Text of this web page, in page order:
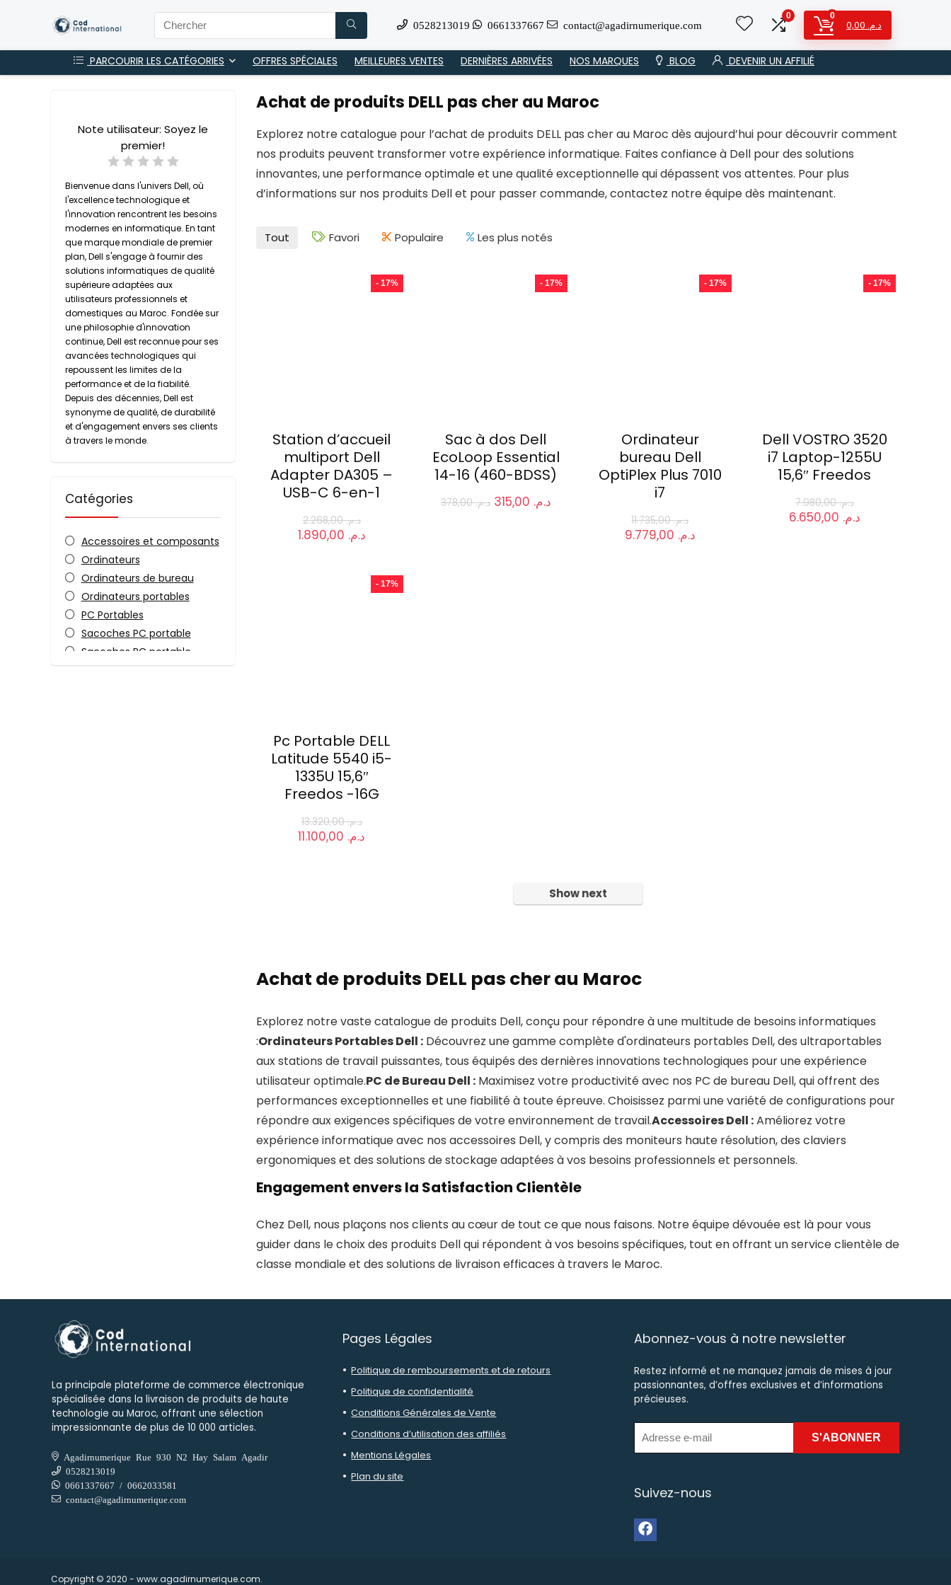
0528213019 0661337667 contact@agadirnumerique.com
0 0
د.م.
PARCOURIR LES CATÉGORIES OFFRES SPÉCIALES MEILLEURES VENTES DERNIÈRES ARRIVÉES NOS MARQUES BLOG DEVENIR UN AFFILIÉ
Achat de produits DELL pas cher au Maroc
Explorez notre catalogue pour l’achat de produits DELL pas cher au Maroc dès aujourd’hui pour découvrir comment
nos produits peuvent transformer votre expérience informatique. Faites confiance à Dell pour des solutions
innovantes, une performance optimale et une qualité exceptionnelle qui dépassent vos attentes. Pour plus
d’informations sur nos produits Dell et pour passer commande, contactez notre équipe dès maintenant.
Note utilisateur: Soyez le
premier!
Bienvenue dans l'univers Dell, où
l'excellence technologique et
l'innovation rencontrent les besoins
modernes en informatique. En tant
que marque mondiale de premier
plan, Dell s'engage à fournir des
solutions informatiques de qualité
supérieure adaptées aux
utilisateurs professionnels et
domestiques au Maroc. Fondée sur
une philosophie d'innovation
continue, Dell est reconnue pour ses
avancées technologiques qui
repoussent les limites de la
performance et de la fiabilité.
Depuis des décennies, Dell est
synonyme de qualité, de durabilité
et d'engagement envers ses clients
à travers le monde.
Catégories
Accessoires et composants
Ordinateurs
Ordinateurs de bureau
Ordinateurs portables
PC Portables
Sacoches PC portable
Sacoches PC portable
Stations d’accueil
Tout Favori Populaire Les plus notés
- 17%
Station d’accueil
multiport Dell
Adapter DA305 –
USB-C 6-en-1
د.م.2.268,00
Le
د.م.Le
est :
- 17%
Sac à dos Dell
EcoLoop Essential
14-16 (460-BDSS)
د.م.378,00
Le
د.م.Le
- 17%
Ordinateur
bureau Dell
OptiPlex Plus 7010
i7
د.م.11.735,00
Le
د.م.Le
- 17%
Dell VOSTRO 3520
i7 Laptop-1255U
15,6″ Freedos
د.م.7.980,00
Le
د.م.Le
- 17%
Pc Portable DELL
Latitude 5540 i5-
1335U 15,6″
Freedos -16G
د.م.13.320,00
Le
د.م.
Show next
Achat de produits DELL pas cher au Maroc
Explorez notre vaste catalogue de produits Dell, conçu pour répondre à une multitude de besoins informatiques
:Ordinateurs Portables Dell : Découvrez une gamme complète d'ordinateurs portables Dell, des ultraportables
aux stations de travail puissantes, tous équipés des dernières innovations technologiques pour une expérience
utilisateur optimale.PC de Bureau Dell : Maximisez votre productivité avec nos PC de bureau Dell, qui offrent des
performances exceptionnelles et une fiabilité à toute épreuve. Choisissez parmi une variété de configurations pour
répondre aux exigences spécifiques de votre environnement de travail.Accessoires Dell :Améliorez votre
expérience informatique avec nos accessoires Dell, y compris des moniteurs haute résolution, des claviers
ergonomiques et des solutions de stockage adaptées à vos besoins professionnels et personnels.
Engagement envers la Satisfaction Clientèle
Chez Dell, nous plaçons nos clients au cœur de tout ce que nous faisons. Notre équipe dévouée est là pour vous
guider dans le choix des produits Dell qui répondent à vos besoins spécifiques, tout en offrant un service clientèle de
classe mondiale et des solutions de livraison efficaces à travers le Maroc.
La principale plateforme de commerce électronique
spécialisée dans la livraison de produits de haute
technologie au Maroc, offrant une sélection
impressionnante de plus de 10 000 articles.
Agadirnumerique Rue 930 N2 Hay Salam Agadir
0528213019
0661337667 / 0662033581
contact@agadirnumerique.com
Pages Légales
Politique de remboursements et de retours
Politique de confidentialité
Conditions Générales de Vente
Conditions d’utilisation des affiliés
Mentions Légales
Plan du site
Abonnez-vous à notre newsletter
Restez informé et ne manquez jamais de mises à jour
passionnantes, d’offres exclusives et d’informations
précieuses.
Suivez-nous
Copyright © 2020 - www.agadirnumerique.com.